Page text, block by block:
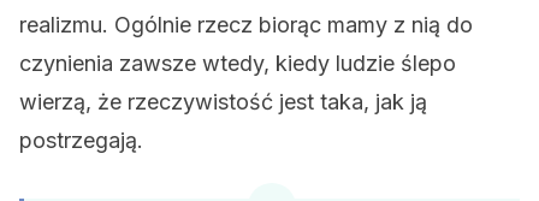
realizmu. Ogólnie rzecz biorąc mamy z nią do
czynienia zawsze wtedy, kiedy ludzie ślepo
wierzą, że rzeczywistość jest taka, jak ją
postrzegają.